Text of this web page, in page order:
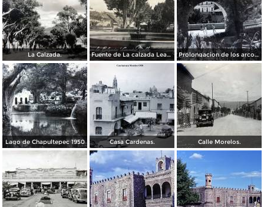
La Calzada. Fuente de La calzada Leandro Valle. Prolongacion de los arcos de Guadalupe.
Lago de Chapultepec 1950 Casa Cardenas. Calle Morelos.